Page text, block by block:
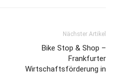
Nächster Artikel
Bike Stop & Shop –
Frankfurter
Wirtschaftsförderung in